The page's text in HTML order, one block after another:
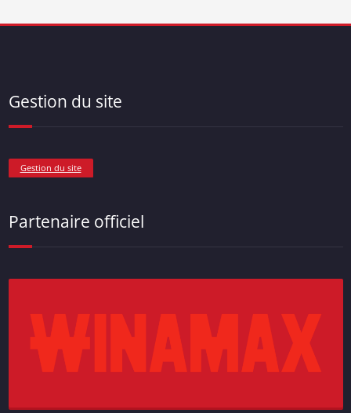
Gestion du site
Gestion du site
Partenaire officiel